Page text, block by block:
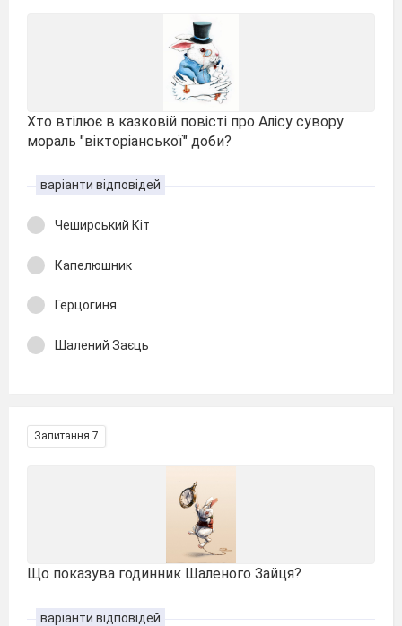
Хто втілює в казковій повісті про Алісу сувору
мораль "вікторіанської" доби?
варіанти відповідей
Чеширський Кіт
Капелюшник
Герцогиня
Шалений Заєць
Запитання 7
Що показува годинник Шаленого Зайця?
варіанти відповідей